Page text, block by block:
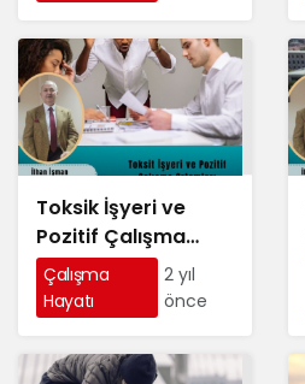
Toksik İşyeri ve
Pozitif Çalışma
Ortamları
Çalışma
Hayatı
2 yıl
önce